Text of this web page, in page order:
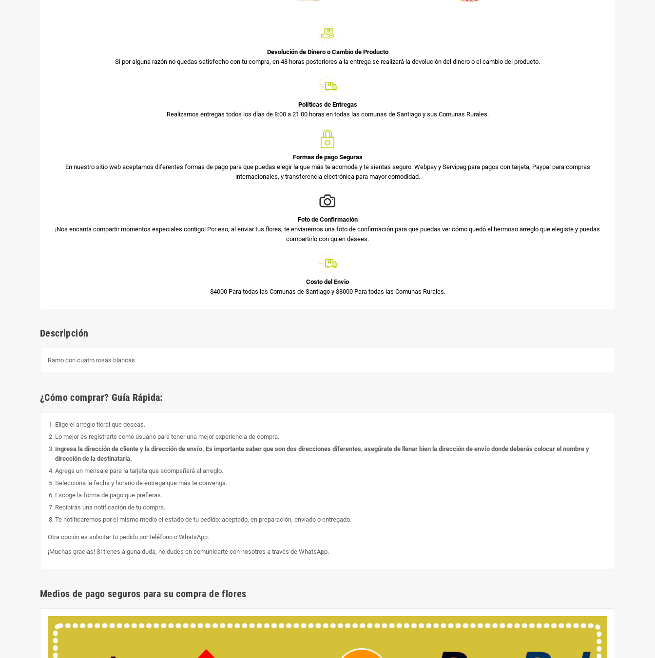
Devolución de Dinero o Cambio de Producto
Si por alguna razón no quedas satisfecho con tu compra, en 48 horas posteriores a la entrega se realizará la devolución del dinero o el cambio del producto.
Políticas de Entregas
Realizamos entregas todos los días de 8:00 a 21:00 horas en todas las comunas de Santiago y sus Comunas Rurales.
Formas de pago Seguras
En nuestro sitio web aceptamos diferentes formas de pago para que puedas elegir la que más te acomode y te sientas seguro: Webpay y Servipag para pagos con tarjeta, Paypal para compras
internacionales, y transferencia electrónica para mayor comodidad.
Foto de Confirmación
¡Nos encanta compartir momentos especiales contigo! Por eso, al enviar tus flores, te enviaremos una foto de confirmación para que puedas ver cómo quedó el hermoso arreglo que elegiste y puedas
compartirlo con quien desees.
Costo del Envio
$4000 Para todas las Comunas de Santiago y $8000 Para todas las Comunas Rurales.
Descripción
Ramo con cuatro rosas blancas.
¿Cómo comprar? Guía Rápida:
Elige el arreglo floral que deseas.
Lo mejor es registrarte como usuario para tener una mejor experiencia de compra.
Ingresa la dirección de cliente y la dirección de envío. Es importante saber que son dos direcciones diferentes, asegúrate de llenar bien la dirección de envío donde deberás colocar el nombre y
dirección de la destinataria.
Agrega un mensaje para la tarjeta que acompañará al arreglo.
Selecciona la fecha y horario de entrega que más te convenga.
Escoge la forma de pago que prefieras.
Recibirás una notificación de tu compra.
Te notificaremos por el mismo medio el estado de tu pedido: aceptado, en preparación, enviado o entregado.
Otra opción es solicitar tu pedido por teléfono o WhatsApp.
¡Muchas gracias! Si tienes alguna duda, no dudes en comunicarte con nosotros a través de WhatsApp.
Medios de pago seguros para su compra de flores